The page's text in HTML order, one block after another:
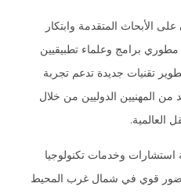
الأبحاث المتقدمة وابتكار
برامج وعلماء تطبيقيين
تقنيات جديدة تدعم تجربة
من المهنيين الدوليين من خلال
العالمية.
وخدمات تكنولوجيا
قوي في شمال غرب المحيط